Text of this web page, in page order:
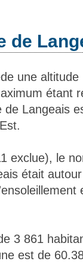
de
une
étant
Langeais
exclue), le
était
3 861
est de